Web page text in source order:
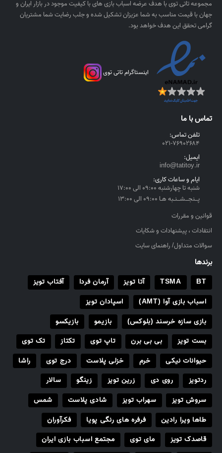
مجموعه تاتی توی با هدف عرضه اسباب بازی های با کیفیت موجود در بازار ایران و
جهان با قیمت مناسب به شما عزیزان تشکیل شده و جلب رضایت شما مشتریان
گرامی تحقق این هدف خواهد بود.
اینستاگرام تاتی توی
تماس با ما
تلفن تماس:
۰۲۱-۷۶۹۰۲۶۸۴
ایمیل:
info@tatitoy.ir
ایام و ساعات کاری:
شنبه تا چهارشنبه ۰۹:۰۰ الی ۱۷:۰۰
پــنجــشــنـبه هـا ۰۹:۰۰ الی ۱۳:۰۰
قوانین و مقررات
انتقادات ، پیشنهادات و شکایات
سوالات متداول/ راهنمای سایت
برندها
BT
TSMA آتا تویز آرمان فردا
آفتاب تویز
اسباب بازی آوا (AMT)
اسپادان تویز
بازی سازه خرسند (بلوکس)
بازیمو
بازیکسو
بست تویز
بی بی برن تاپ توی تکتاز
تک توی
حیوانات نیکی
خرم خزلی پلاست درج توی
راشا
ردتویز
روی دی زرین تویز زینگو
سالار
سروش تویز
سهراب تویز شادی پلاست
شمس
طاها ویرا رادین
فرفره های رنگی پویا
فکرآوران
قاصدک تویز
مای توی مجتمع اسباب بازی ایران